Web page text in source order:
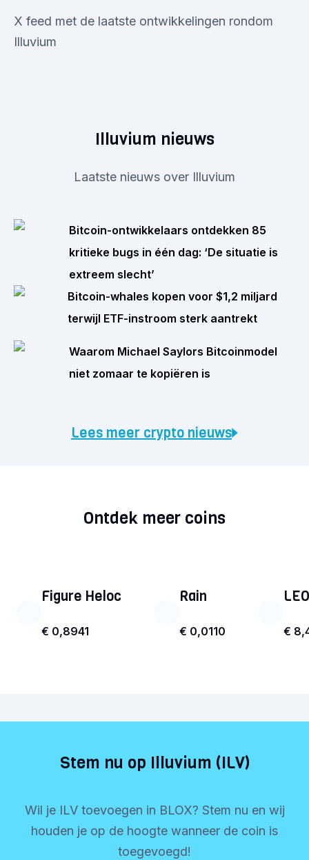
X feed met de laatste ontwikkelingen rondom
Illuvium
Illuvium nieuws
Laatste nieuws over Illuvium
Bitcoin-ontwikkelaars ontdekken 85
kritieke bugs in één dag: ‘De situatie is
extreem slecht’
Bitcoin-whales kopen voor $1,2 miljard
terwijl ETF-instroom sterk aantrekt
Waarom Michael Saylors Bitcoinmodel
niet zomaar te kopiëren is
Lees meer crypto nieuws
Ontdek meer coins
Figure Heloc
€ 0,8941
Rain
€ 0,0110 €
Stem nu op Illuvium (ILV)
Wil je ILV toevoegen in BLOX? Stem nu en wij
houden je op de hoogte wanneer de coin is
toegevoegd!